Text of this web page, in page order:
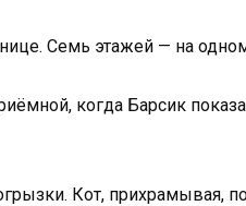
Семь этажей — на
когда Барсик
Кот, прихрамывая,